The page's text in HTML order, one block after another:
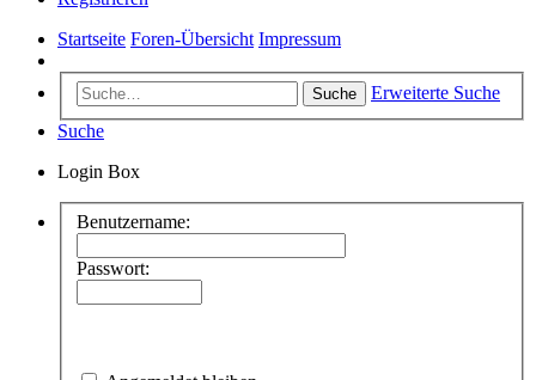
Startseite Foren-Übersicht Impressum
Suche
Erweiterte Suche
Suche
Login Box
Benutzername:
Passwort: